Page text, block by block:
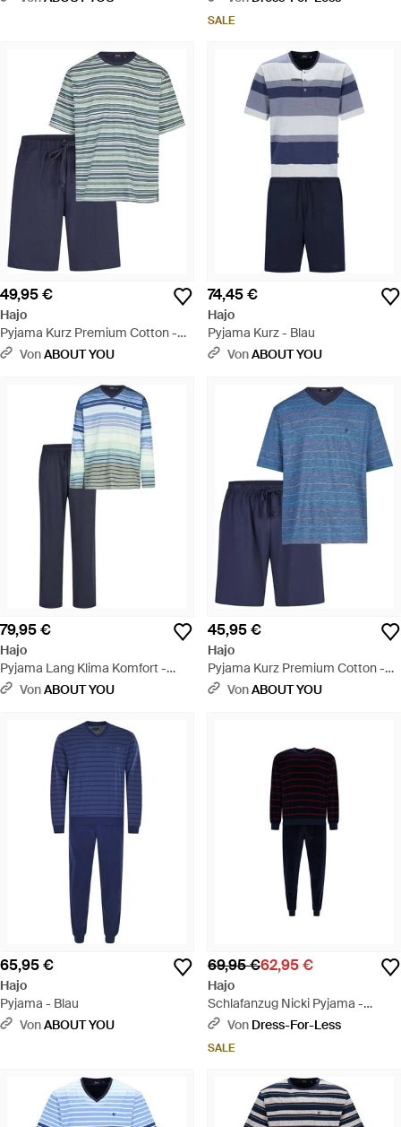
SALE
49,95 €
Hajo
Pyjama Kurz Premium Cotton -
BlauVonABOUT YOU
74,45 €
Hajo
Pyjama Kurz - Blau
VonABOUT YOU
79,95 €
Hajo
Pyjama Lang Klima Komfort -
BlauVonABOUT YOU
45,95 €
Hajo
Pyjama Kurz Premium Cotton -
BlauVonABOUT YOU
65,95 €
Hajo
Pyjama - Blau
VonABOUT YOU
69,95 €62,95 €
Hajo
Schlafanzug Nicki Pyjama -
Schwarz
Von Dress-For-Less
SALE